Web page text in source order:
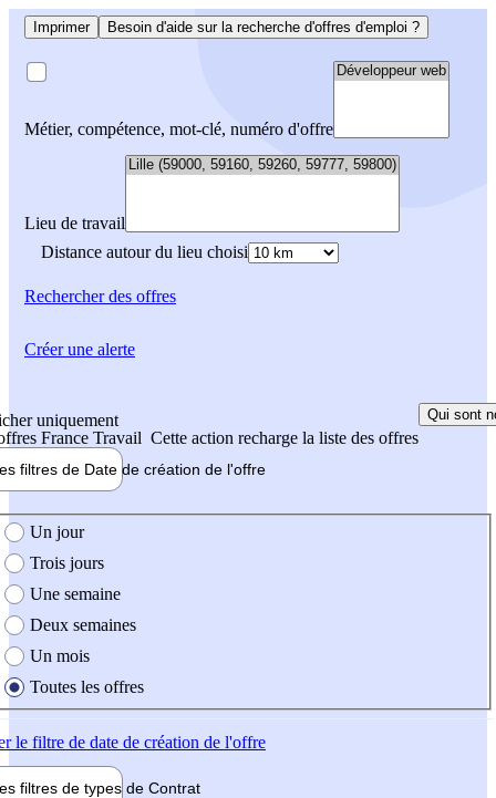
Imprimer Besoin d'aide sur la recherche d'offres d'emploi ?
Métier, compétence, mot-clé, numéro d'offre
Lieu de travail
Distance autour du lieu choisi
Rechercherdes offres
uniquement
France Travail Cette action recharge la liste des offres
Qui sont
filtres de Date de création de l'offre
création de l'offre
Un jour
Trois jours
Une semaine
Deux semaines
Un mois
Toutes les offres
le filtre de date de création de l'offre
filtres de types de Contrat
Créer une alerte